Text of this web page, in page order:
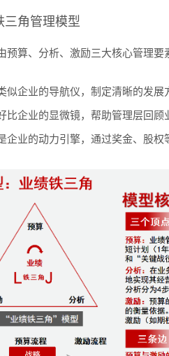
三角管理模型
预算、分析、激励 三大核心管理要
似企业的导航仪 ，制定清晰的发展
比企业的显微镜，帮助管理层回顾
企业的动力引擎，通过奖金、股权